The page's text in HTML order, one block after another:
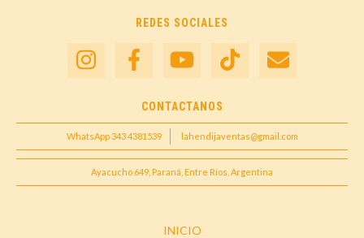
REDES SOCIALES
CONTACTANOS
WhatsApp 343 4381539 lahendijaventas@gmail.com
Ayacucho 649, Paraná, Entre Ríos, Argentina
INICIO